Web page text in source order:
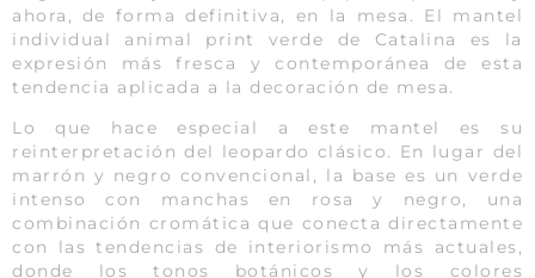
ahora, de forma definitiva, en la mesa. El mantel
individual animal print verde de Catalina es la
expresión más fresca y contemporánea de esta
tendencia aplicada a la decoración de mesa.
Lo que hace especial a este mantel es su
reinterpretación del leopardo clásico. En lugar del
marrón y negro convencional, la base es un verde
intenso con manchas en rosa y negro, una
combinación cromática que conecta directamente
con las tendencias de interiorismo más actuales,
donde los tonos botánicos y los colores